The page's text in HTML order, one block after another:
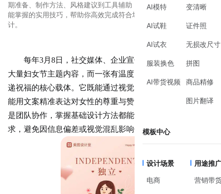
AI模特
AI试鞋
AI试衣
服装换色
AI带货视频
变清晰
证件照
无损改尺寸
拼图
商品精修
图片翻译
模板中心
设计场景
电商
用途推
营销带
期准备、制作方法、风格建议到工具辅助，系统梳理零基础用户也
能掌握的实用技巧，帮助你高效完成符合场景需求的妇女节图片设
计。
每年3月 8日，社交媒体、企业宣传、线下活动都会涌现
大量妇女节主题内容，而一张有温度的
递祝福的核心载体。它既能通过视觉元素强化节日氛围，也
能用文案精准表达对女性的尊重与赞美。无论是个人分享还
是团队协作，掌握基础设计方法都能让图片更贴合场景需
求，避免因信息偏差或视觉混乱影响传播效果。